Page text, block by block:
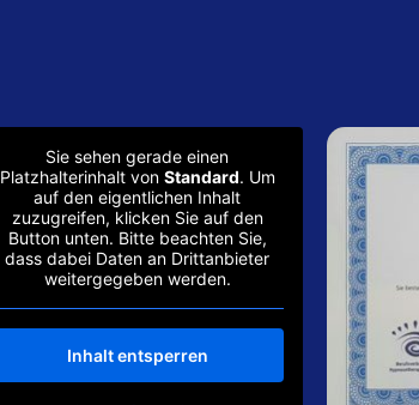
Sie sehen gerade einen
Platzhalterinhalt von Standard. Um
auf den eigentlichen Inhalt
zuzugreifen, klicken Sie auf den
Button unten. Bitte beachten Sie,
dass dabei Daten an Drittanbieter
weitergegeben werden.
Inhalt entsperren